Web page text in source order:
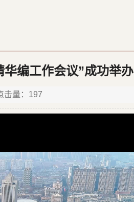
编工作会议”成功举办
量： 197